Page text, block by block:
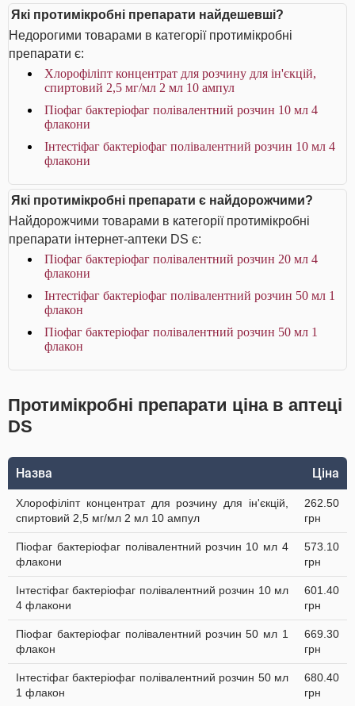
Які протимікробні препарати найдешевші?
Недорогими товарами в категорії протимікробні
препарати є:
Хлорофіліпт концентрат для розчину для ін'єкцій,
спиртовий 2,5 мг/мл 2 мл 10 ампул
Піофаг бактеріофаг полівалентний розчин 10 мл 4
флакони
Інтестіфаг бактеріофаг полівалентний розчин 10 мл 4
флакони
Які протимікробні препарати є найдорожчими?
Найдорожчими товарами в категорії протимікробні
препарати інтернет-аптеки DS є:
Піофаг бактеріофаг полівалентний розчин 20 мл 4
флакони
Інтестіфаг бактеріофаг полівалентний розчин 50 мл 1
флакон
Піофаг бактеріофаг полівалентний розчин 50 мл 1
флакон
Протимікробні препарати ціна в аптеці
DS
Назва Ціна
Хлорофіліпт концентрат для розчину для ін'єкцій,
спиртовий 2,5 мг/мл 2 мл 10 ампул
262.50
грн
Піофаг бактеріофаг полівалентний розчин 10 мл 4
флакони
573.10
грн
Інтестіфаг бактеріофаг полівалентний розчин 10 мл
4 флакони
601.40
грн
Піофаг бактеріофаг полівалентний розчин 50 мл 1
флакон
669.30
грн
Інтестіфаг бактеріофаг полівалентний розчин 50 мл
1 флакон
680.40
грн